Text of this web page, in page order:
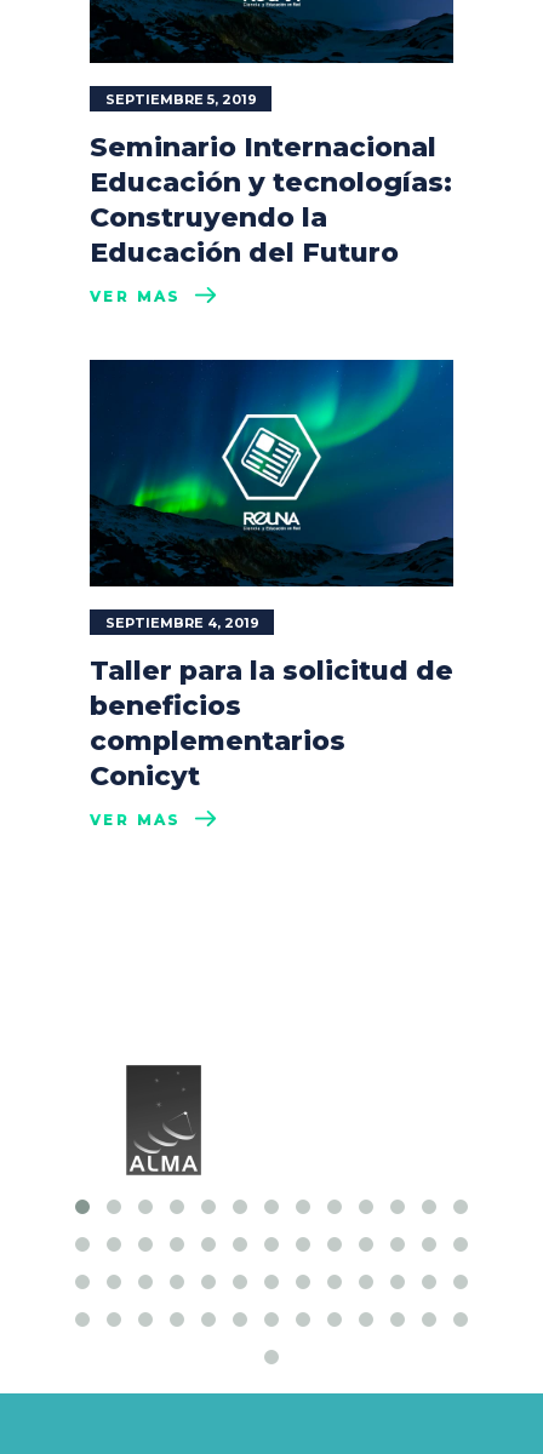
SEPTIEMBRE 5, 2019
Seminario Internacional
Educación y tecnologías:
Construyendo la
Educación del Futuro
VER MÁS
SEPTIEMBRE 4, 2019
Taller para la solicitud de
beneficios
complementarios
Conicyt
VER MÁS